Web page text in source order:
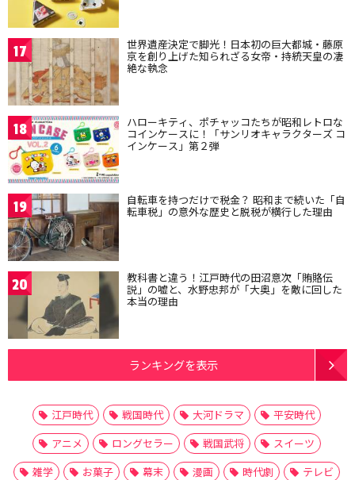
17 世界遺産決定で脚光！日本初の巨大都城・藤原
京を創り上げた知られざる女帝・持統天皇の凄
絶な執念
18 ハローキティ、ポチャッコたちが昭和レトロな
コインケースに！「サンリオキャラクターズ コ
インケース」第２弾
19 自転車を持つだけで税金？ 昭和まで続いた「自
転車税」の意外な歴史と脱税が横行した理由
20 教科書と違う！江戸時代の田沼意次「賄賂伝
説」の嘘と、水野忠邦が「大奥」を敵に回した
本当の理由
ランキングを表示
江戸時代 戦国時代 大河ドラマ
平安時代
アニメ
ロングセラー 戦国武将
スイーツ
雑学
お菓子 幕末 漫画 時代劇
テレビ